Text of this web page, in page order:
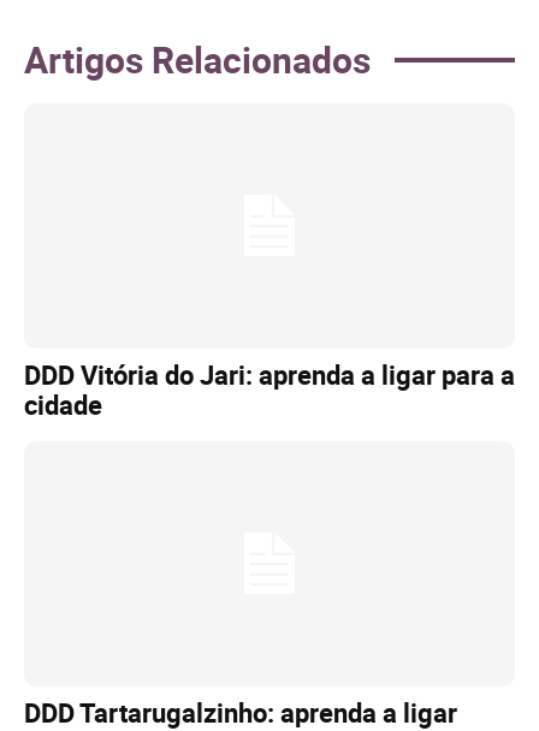
Artigos Relacionados
DDD Vitória do Jari: aprenda a ligar para a
cidade
DDD Tartarugalzinho: aprenda a ligar